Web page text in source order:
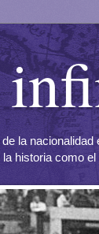
de la
historia como